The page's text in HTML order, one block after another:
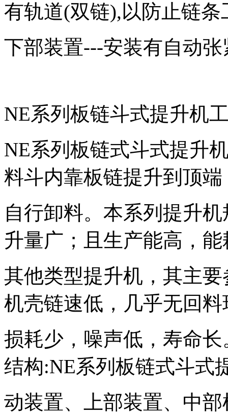
有轨道(双链),以防止链
下部装置---安装有自动
NE系列板链斗式提升机
NE系列板链式斗式提升
料斗内靠板链提升到顶
自行卸料。本系列提升
升量广；且生产能高，
其他类型提升机，其主
机壳链速低，几乎无回
损耗少，噪声低，寿命
结构:NE系列板链式斗式
动装置、上部装置、中